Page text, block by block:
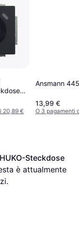
885
20,89 €
Ansmann
13,99 €
O 3 pagamenti
Steckdose
è attualmente